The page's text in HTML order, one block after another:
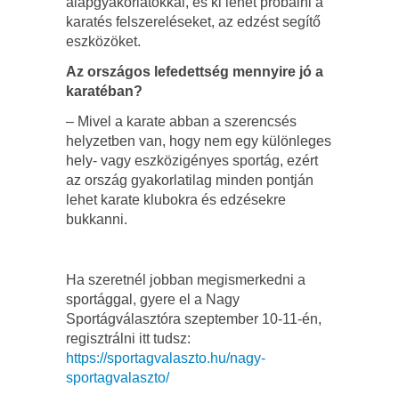
karatés felszereléseket, az edzést segítő
eszközöket.
Az országos lefedettség mennyire jó a
karatéban?
– Mivel a karate abban a szerencsés
helyzetben van, hogy nem egy különleges
hely- vagy eszközigényes sportág, ezért
az ország gyakorlatilag minden pontján
lehet karate klubokra és edzésekre
bukkanni.
Ha szeretnél jobban megismerkedni a
sportággal, gyere el a Nagy
Sportágválasztóra szeptember 10-11-én,
regisztrálni itt tudsz:
https://sportagvalaszto.hu/nagy-
sportagvalaszto/